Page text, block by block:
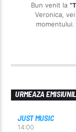
Bun venit la
Veronica,
curent cu tot
pregătește-
URMEAZA
JUST MUSIC
14:00